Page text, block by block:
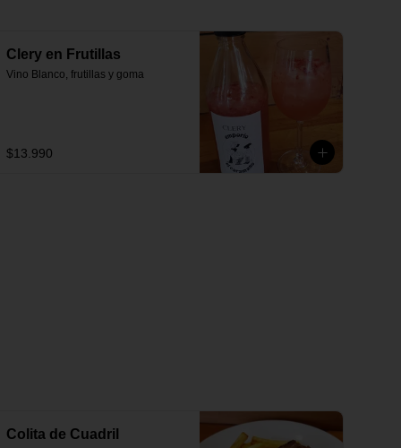
Clery en Frutillas
Vino Blanco, frutillas y goma
$13.990
Colita de Cuadril